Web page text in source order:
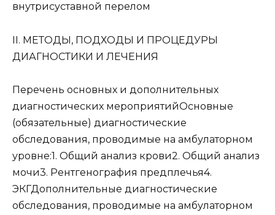
внутрисуставной перелом
II. МЕТОДЫ, ПОДХОДЫ И ПРОЦЕДУРЫ
ДИАГНОСТИКИ И ЛЕЧЕНИЯ
Перечень основных и дополнительных
диагностических мероприятийОсновные
(обязательные) диагностические
обследования, проводимые на амбулаторном
уровне:1. Общий анализ крови2. Общий анализ
мочи3. Рентгенография предплечья4.
ЭКГДополнительные диагностические
обследования, проводимые на амбулаторном